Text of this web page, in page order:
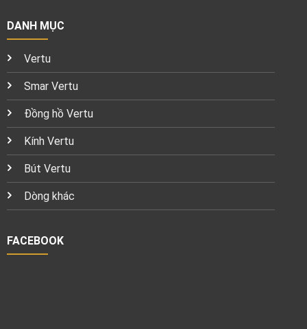
DANH MỤC
Vertu
Smar Vertu
Đồng hồ Vertu
Kính Vertu
Bút Vertu
Dòng khác
FACEBOOK